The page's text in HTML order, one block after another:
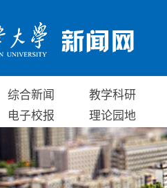
综合新闻 教学科研
电子校报 理论园地